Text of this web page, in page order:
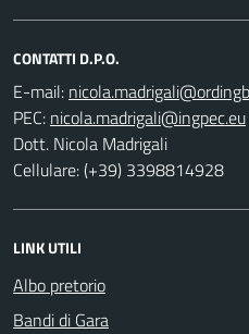
CONTATTI D.P.O.
E-mail:
PEC:
Dott. Nicola Madrigali
Cellulare: (+39) 3398814928
LINK UTILI
Albo pretorio
Bandi di Gara